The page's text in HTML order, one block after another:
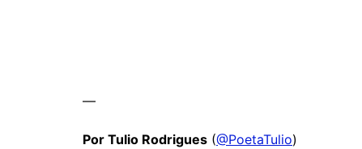
—
Por Tulio Rodrigues (@PoetaTulio)